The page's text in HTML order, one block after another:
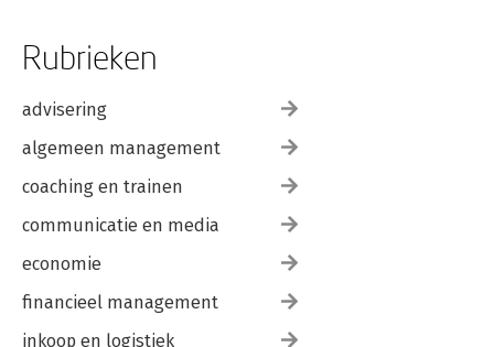
Rubrieken
advisering
algemeen management
coaching en trainen
communicatie en media
economie
financieel management
inkoop en logistiek